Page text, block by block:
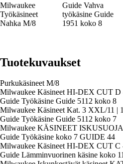
Milwaukee
Työkäsineet
Nahka M/8
Guide Vahva
työkäsine Guide
1951 koko 8
Tuotekuvaukset
Purkukäsineet M/8
Milwaukee Käsineet HI-DEX CUT D
Guide Työkäsine Guide 5112 koko 8
Milwaukee Käsineet Kat. 3 XXL/11 |
Guide Työkäsine Guide 5112 koko 7
Milwaukee KÄSINEET
Guide Työkäsine koko 7 GUIDE 44
Milwaukee Käsineet HI-DEX CUT C
Guide Lämminvuorinen käsine koko